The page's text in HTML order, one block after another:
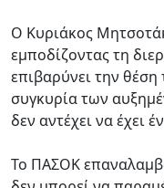
Ο Κυριάκος
εμποδίζοντας τη
επιβαρύνει την
συγκυρία των
δεν αντέχει να έχει
Το ΠΑΣΟΚ